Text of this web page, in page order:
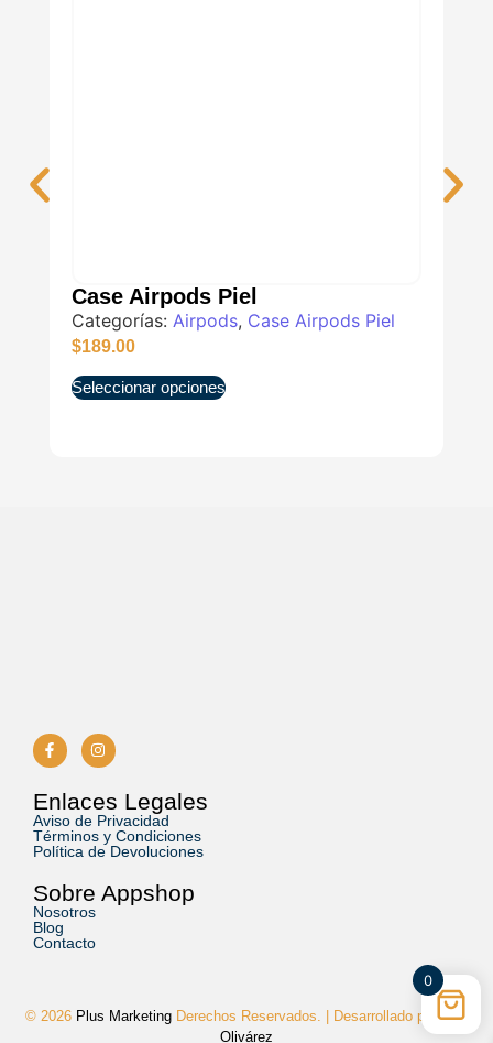
Case Airpods Piel
Categorías: Airpods, Case Airpods Piel
$189.00
Seleccionar opciones
Enlaces Legales
Aviso de Privacidad
Términos y Condiciones
Política de Devoluciones
Sobre Appshop
Nosotros
Blog
Contacto
© 2026 Plus Marketing Derechos Reservados. | Desarrollado por
Luis
Olivárez
0